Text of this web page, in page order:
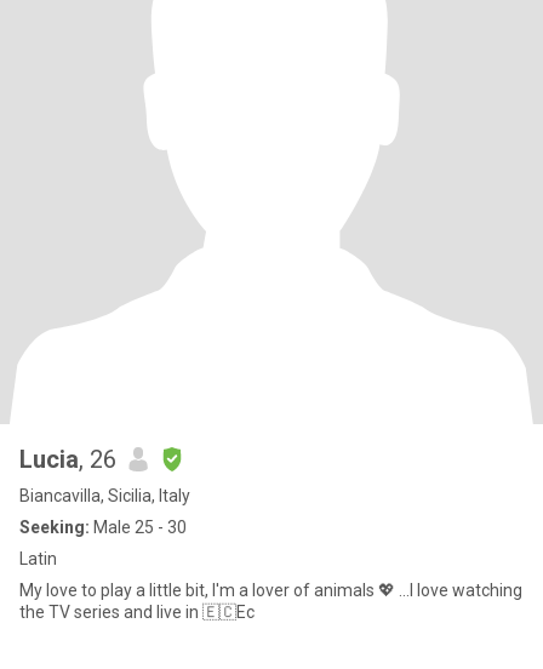
Lucia, 26
Biancavilla, Sicilia, Italy
Seeking: Male 25 - 30
Latin
My love to play a little bit, I'm a lover of animals 💖 ...I love watching
the TV series and live in 🇪🇨Ec